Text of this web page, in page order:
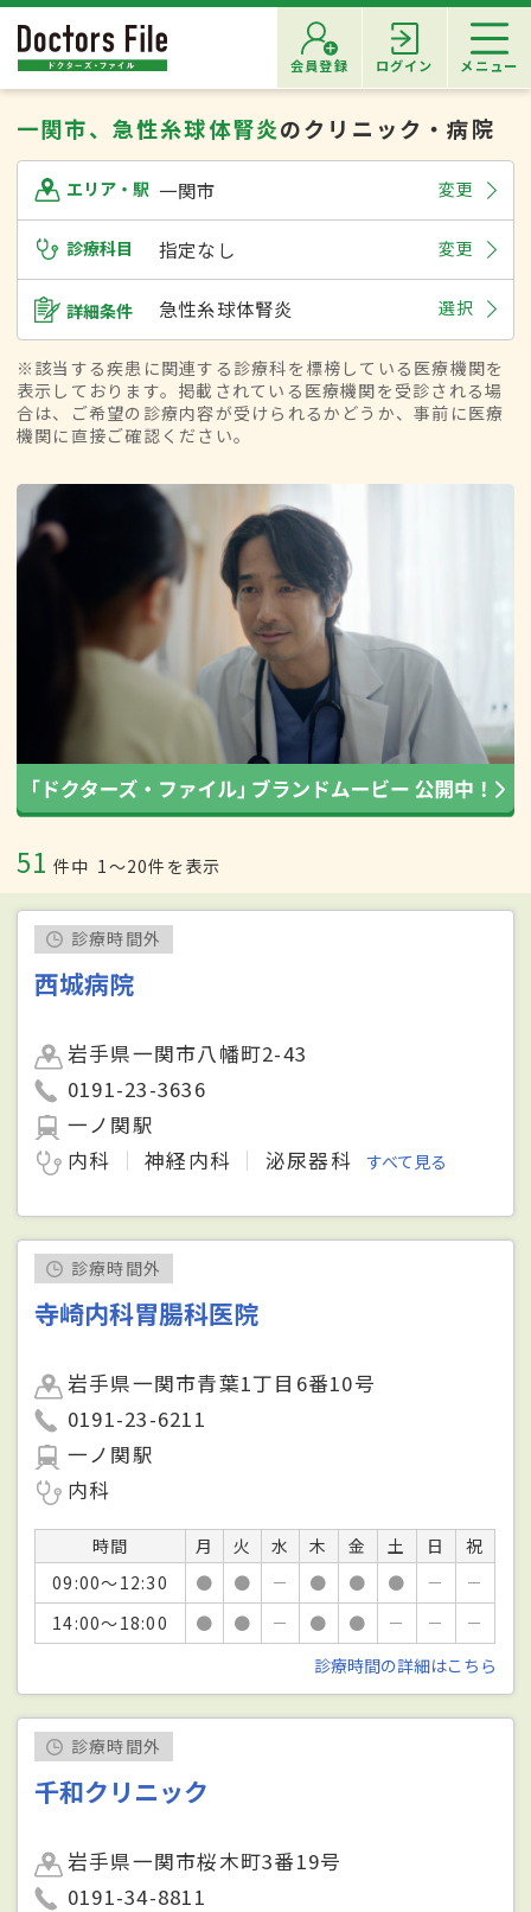
会員登録 ログイン メニュー
一関市、急性糸球体腎炎のクリニック・病院
エリア・駅 一関市 変更
診療科目 指定なし 変更
詳細条件 急性糸球体腎炎 選択
※該当する疾患に関連する診療科を標榜している医療機関を
表示しております。掲載されている医療機関を受診される場
合は、ご希望の診療内容が受けられるかどうか、事前に医療
機関に直接ご確認ください。
51 件中 1〜20件を表示
診療時間外
西城病院
岩手県一関市八幡町2-43
0191-23-3636
一ノ関駅
内科
神経内科 泌尿器科 すべて見る
診療時間外
寺崎内科胃腸科医院
岩手県一関市青葉1丁目6番10号
0191-23-6211
一ノ関駅
内科
時間 月 火 水 木 金 土 日
祝
09:00～12:30
● ● － ● ● ● －
－
14:00～18:00
● ● － ● ● － －
－
診療時間の詳細はこちら
診療時間外
千和クリニック
岩手県一関市桜木町3番19号
0191-34-8811